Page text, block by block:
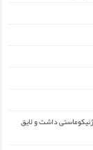
یوتیوبر کانادایی از قهرمانی سمسون داودا در مستر المپیا ۲۰۲۴: ژنیکوماستی داشت و لایق